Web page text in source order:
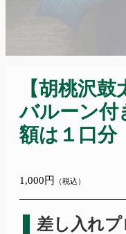
【胡桃沢
バルーン付
額は１口分
1,000円 （税込）
差し入れ